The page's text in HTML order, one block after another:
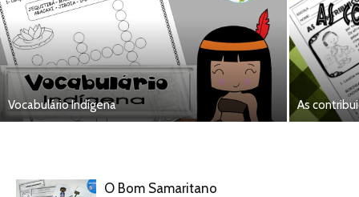
Vocabulário Indígena As
O Bom Samaritano